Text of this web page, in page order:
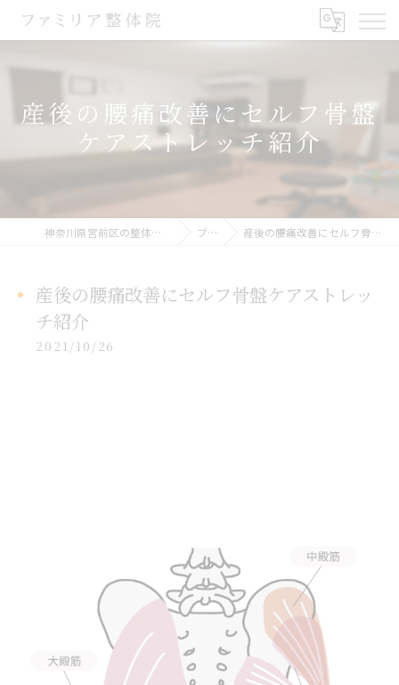
産後の腰痛改善にセルフ骨盤
ケアストレッチ紹介
神奈川県宮前区の整体ならファミリア整体院 ブログ 産後の腰痛改善にセルフ骨盤ケアストレッチ紹介
産後の腰痛改善にセルフ骨盤ケアストレッ
チ紹介
2021/10/26